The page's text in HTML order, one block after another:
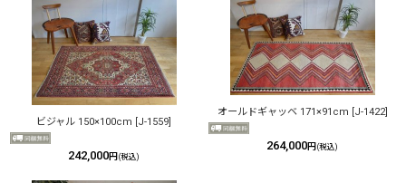
ビジャル 150×100cm J-1559
242,000円 (税込)
オールドギャッベ 171×91cm J-1422]
264,000円 (税込)